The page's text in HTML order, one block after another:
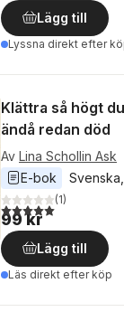
Lägg till
Lyssna direkt efter
Klättra så högt
ändå redan död
Av Lina Schollin Ask
E-bok
Svenska
5,0utav 5 stjärnor.
(1)
99 kr
Lägg till
Läs direkt efter köp